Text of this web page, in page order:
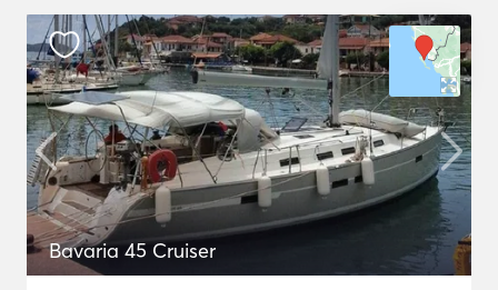
Bavaria 45 Cruiser